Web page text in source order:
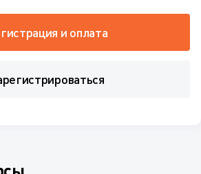
и оплата